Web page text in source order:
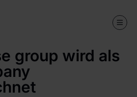
group wird als